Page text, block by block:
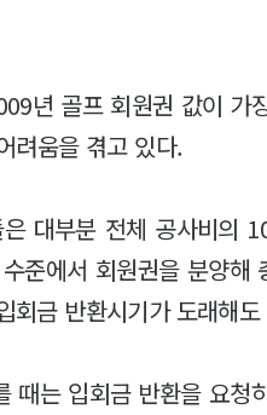
년 골프 회원권 값이 가
려움을 겪고 있다.
대부분 전체 공사비의
준에서 회원권을 분양해
회금 반환시기가 도래해
때는 입회금 반환을 요청